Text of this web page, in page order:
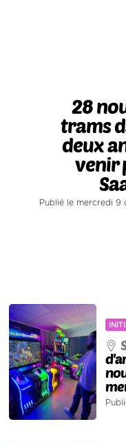
28
trams
deux
venir
Publié le mercredi